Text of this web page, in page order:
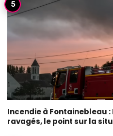
Incendie à Fontainebleau :
ravagés, le point sur la